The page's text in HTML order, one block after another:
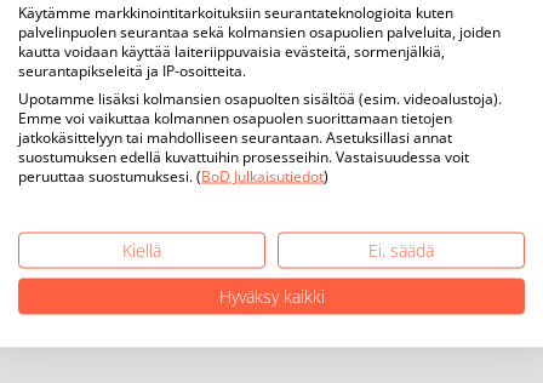
Käytämme markkinointitarkoituksiin seurantateknologioita kuten
palvelinpuolen seurantaa sekä kolmansien osapuolien palveluita, joiden
kautta voidaan käyttää laiteriippuvaisia evästeitä, sormenjälkiä,
seurantapikseleitä ja IP-osoitteita.
Upotamme lisäksi kolmansien osapuolten sisältöä (esim. videoalustoja).
Emme voi vaikuttaa kolmannen osapuolen suorittamaan tietojen
jatkokäsittelyyn tai mahdolliseen seurantaan. Asetuksillasi annat
suostumuksen edellä kuvattuihin prosesseihin. Vastaisuudessa voit
peruuttaa suostumuksesi. (BoD Julkaisutiedot)
Kiellä
Ei, säädä
Hyväksy kaikki